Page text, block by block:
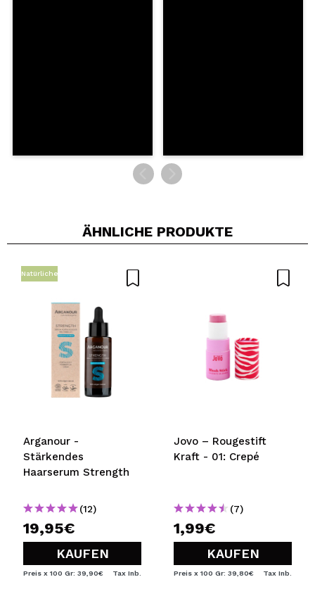
ÄHNLICHE PRODUKTE
Natürliche
Arganour -
Stärkendes
Haarserum Strength
(12)
19,95€
KAUFEN
Preis x 100 Gr: 39,90€ Tax Inb.
Jovo – Rougestift
Kraft - 01: Crepé
(7)
1,99€
KAUFEN
Preis x 100 Gr: 39,80€ Tax Inb.